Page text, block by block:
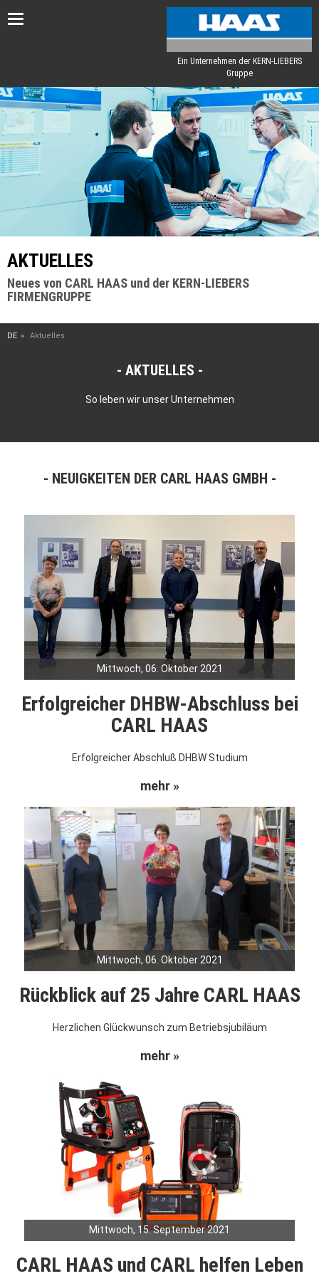
Toggle
Ein Unternehmen der KERN-LIEBERS
Gruppe
AKTUELLES
Neues von CARL HAAS und der KERN-LIEBERS
FIRMENGRUPPE
DE Aktuelles
AKTUELLES
So leben wir unser Unternehmen
NEUIGKEITEN DER CARL HAAS GMBH
Mittwoch, 06. Oktober 2021
Erfolgreicher DHBW-Abschluss bei
CARL HAAS
Erfolgreicher Abschluß DHBW Studium
mehr »
Mittwoch, 06. Oktober 2021
Rückblick auf 25 Jahre CARL HAAS
Herzlichen Glückwunsch zum Betriebsjubiläum
mehr »
Mittwoch, 15. September 2021
CARL HAAS und CARL helfen Leben